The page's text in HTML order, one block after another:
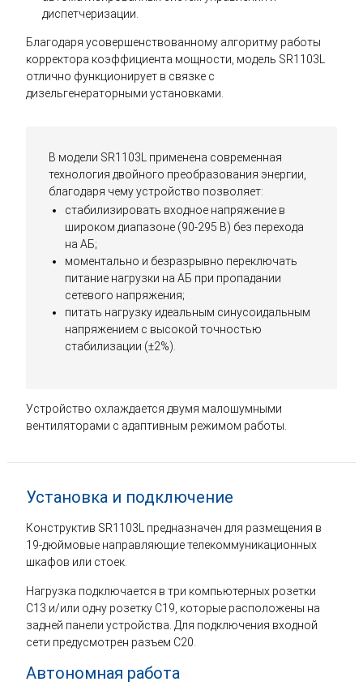
диспетчеризации.
Благодаря усовершенствованному алгоритму работы
корректора коэффициента мощности, модель SR1103L
отлично функционирует в связке с
дизельгенераторными установками.
В модели SR1103L применена современная
технология двойного преобразования энергии,
благодаря чему устройство позволяет:
стабилизировать входное напряжение в
широком диапазоне (90-295 В) без перехода
на АБ;
моментально и безразрывно переключать
питание нагрузки на АБ при пропадании
сетевого напряжения;
питать нагрузку идеальным синусоидальным
напряжением с высокой точностью
стабилизации (±2%).
Устройство охлаждается двумя малошумными
вентиляторами с адаптивным режимом работы.
Установка и подключение
Конструктив SR1103L предназначен для размещения в
19-дюймовые направляющие телекоммуникационных
шкафов или стоек.
Нагрузка подключается в три компьютерных розетки
С13 и/или одну розетку С19, которые расположены на
задней панели устройства. Для подключения входной
сети предусмотрен разъем С20.
Автономная работа